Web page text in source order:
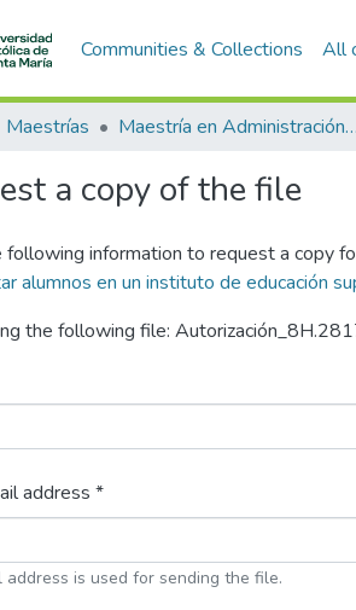
Communities & Collections All
Maestrías Maestría en Administración de Negocios
a copy of the file
following information to request a copy
alumnos en un instituto de educación
the following file:
address *
address is used for sending the file.